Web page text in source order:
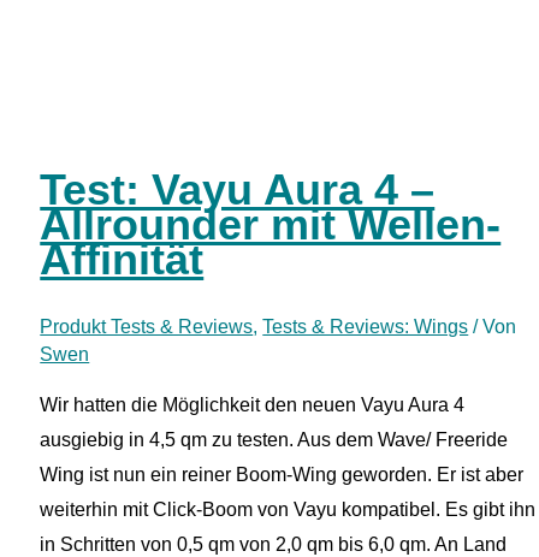
Nvision
im
Test
Test: Vayu Aura 4 –
Allrounder mit Wellen-
Affinität
Produkt Tests & Reviews,Tests & Reviews: Wings / Von
Swen
Wir hatten die Möglichkeit den neuen Vayu Aura 4
ausgiebig in 4,5 qm zu testen. Aus dem Wave/ Freeride
Wing ist nun ein reiner Boom-Wing geworden. Er ist aber
weiterhin mit Click-Boom von Vayu kompatibel. Es gibt ihn
in Schritten von 0,5 qm von 2,0 qm bis 6,0 qm. An Land